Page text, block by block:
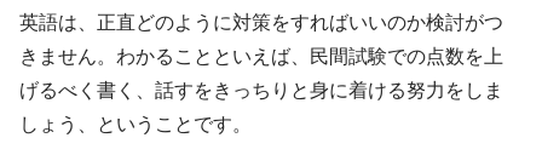
英語は、正直どのように対策をすればいいのか検討がつ
きません。わかることといえば、民間試験での点数を上
げるべく書く、話すをきっちりと身に着ける努力をしま
しょう、ということです。